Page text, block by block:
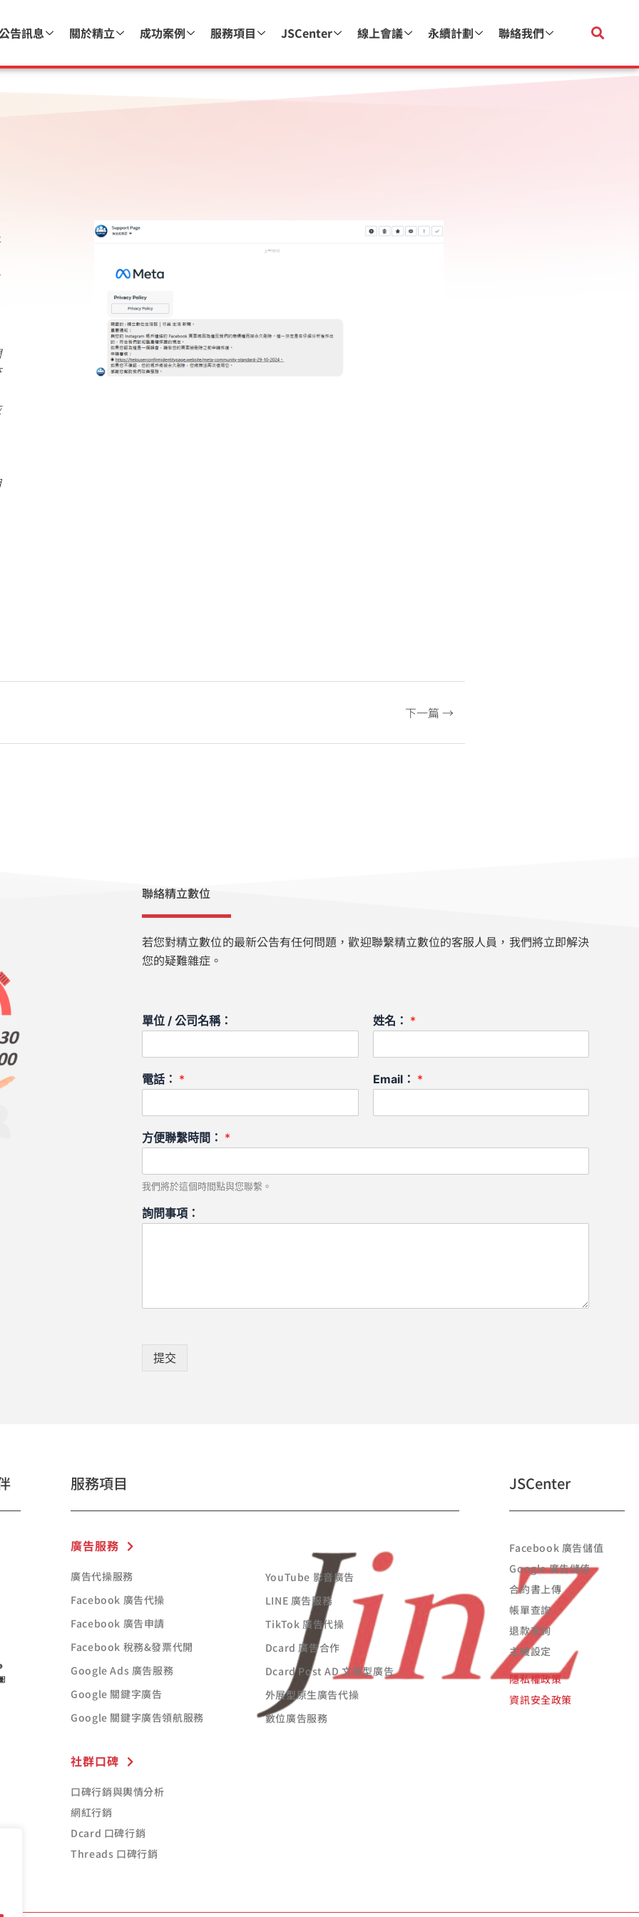
告訊息 關於精立 成功案例 服務項目 JSCenter 線上會議 永續計劃 聯絡我們
下一篇 →
聯絡精立數位
若您對精立數位的最新公告有任何問題，歡迎聯繫精立數位的客服人員，我們將立即解決
您的疑難雜症。
單位 / 公司名稱：
電話： *
姓名： *
Email： *
方便聯繫時間： *
我們將於這個時間點與您聯繫。
詢問事項：
提交
服務項目
廣告服務
廣告代操服務
Facebook 廣告代操
Facebook 廣告申請
Facebook 稅務&發票代開
Google Ads 廣告服務
Google 關鍵字廣告
Google 關鍵字廣告領航服務
YouTube 影音廣告
LINE 廣告服務
TikTok 廣告代操
Dcard 廣告合作
Dcard Post AD 文章型廣告
外展型原生廣告代操
數位廣告服務
社群口碑
口碑行銷與輿情分析
網紅行銷
Dcard 口碑行銷
Threads 口碑行銷
JSCenter
Facebook 廣告儲值
Google 廣告儲值
合約書上傳
帳單查詢
退款查詢
主機設定
隱私權政策
資訊安全政策